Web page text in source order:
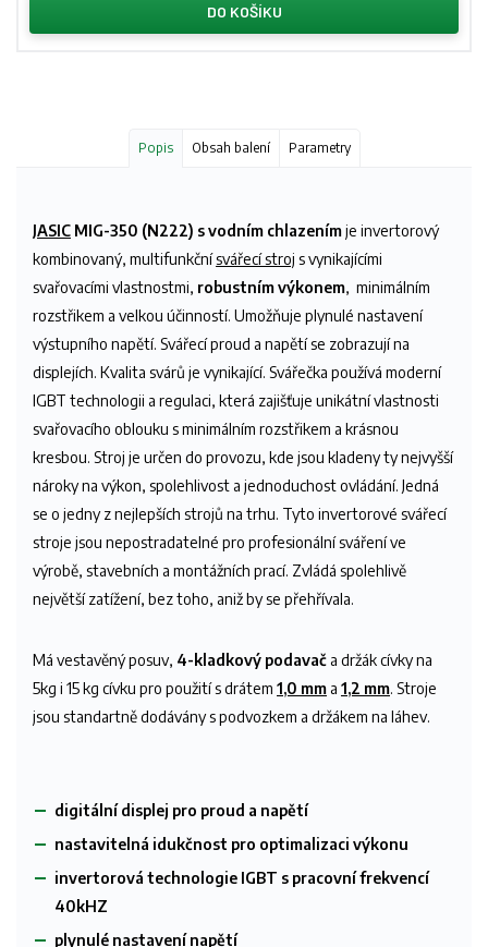
DO KOŠÍKU
Popis Obsah balení Parametry
JASIC MIG-350 (N222) s vodním chlazenímje invertorový
kombinovaný, multifunkčnísvářecí stroj s vynikajícími
svařovacími vlastnostmi, robustním výkonem, minimálním
rozstřikem a velkou účinností. Umožňuje plynulé nastavení
výstupního napětí. Svářecí proud a napětí se zobrazují na
displejích. Kvalita svárů je vynikající. Svářečka používá moderní
IGBT technologii a regulaci, která zajišťuje unikátní vlastnosti
svařovacího oblouku s minimálním rozstřikem a krásnou
kresbou. Stroj je určen do provozu, kde jsou kladeny ty nejvyšší
nároky na výkon, spolehlivost a jednoduchost ovládání. Jedná
se o jedny z nejlepších strojů na trhu. Tyto invertorové svářecí
stroje jsou nepostradatelné pro profesionální sváření ve
výrobě, stavebních a montážních prací. Zvládá spolehlivě
největší zatížení, bez toho, aniž by se přehřívala.
Má vestavěný posuv, 4-kladkový podavač a držák cívky na
5kg i 15 kg cívku pro použití s drátem 1,0 mm a 1,2 mm. Stroje
jsou standartně dodávány s podvozkem a držákem na láhev.
digitální displej pro proud a napětí
nastavitelná idukčnost pro optimalizaci výkonu
invertorová technologie IGBT s pracovní frekvencí
40kHZ
plynulé nastavení napětí